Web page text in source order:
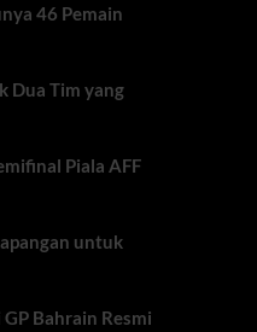
46 Pemain
Dua Tim yang
Piala AFF
untuk
Bahrain Resmi